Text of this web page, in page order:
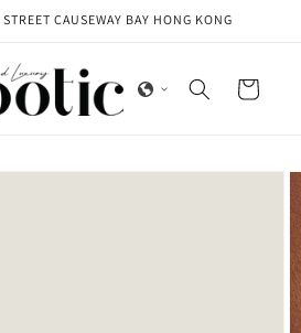
CAUSEWAY BAY HONG KONG
Cart